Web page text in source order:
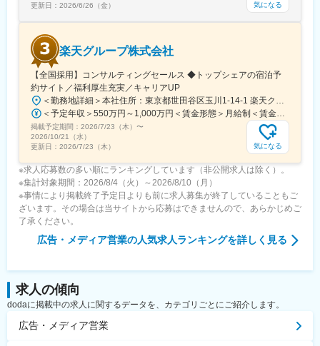
更新日： 2026/6/26（金） 気になる
楽天グループ株式会社
【全国採用】コンサルティングセールス ◆トップシェアの宿泊予
約サイト／福利厚生充実／キャリアUP
掲載予定期間： 2026/7/23（木） 〜
2026/10/21（水）
更新日： 2026/7/23（木） 気になる
※求人応募数の多い順にランキングしています（非公開求人は除く）。
※集計対象期間：2026/8/4（火）～2026/8/10（月）
※事情により掲載終了予定日よりも前に求人募集が終了していることもご
ざいます。その場合は当サイトから応募はできませんので、あらかじめご
了承ください。
広告・メディア営業の人気求人ランキングを詳しく見る
求人の傾向
dodaに掲載中の求人に関するデータを、カテゴリごとにご紹介します。
広告・メディア営業